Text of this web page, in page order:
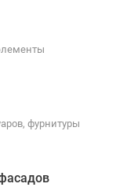
фурнитуры